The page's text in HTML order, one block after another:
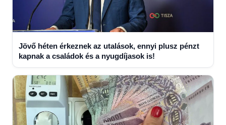
Jövő héten érkeznek az utalások, ennyi plusz pénzt
kapnak a családok és a nyugdíjasok is!